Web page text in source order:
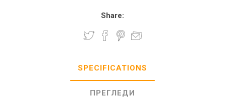
Share:
SPECIFICATIONS
ПРЕГЛЕДИ